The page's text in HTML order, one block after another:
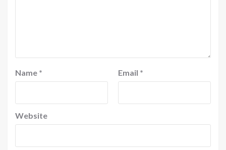
Name * Email *
Website